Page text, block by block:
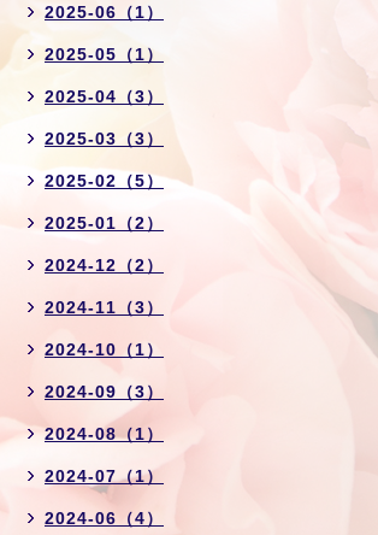
2025-06（1）
2025-05（1）
2025-04（3）
2025-03（3）
2025-02（5）
2025-01（2）
2024-12（2）
2024-11（3）
2024-10（1）
2024-09（3）
2024-08（1）
2024-07（1）
2024-06（4）